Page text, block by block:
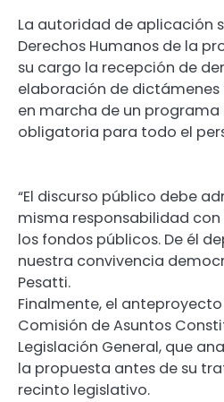
La autoridad de aplicación
Derechos Humanos de la
su cargo la recepción de
elaboración de
en marcha de un
obligatoria para todo el
“El discurso público debe
misma responsabilidad
los fondos públicos. De él
nuestra convivencia
Pesatti.
Finalmente, el
Comisión de Asuntos
Legislación General, que
la propuesta antes de su
recinto legislativo.